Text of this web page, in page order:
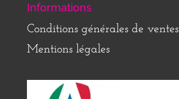
Informations
Conditions générales de ventes
Mentions légales